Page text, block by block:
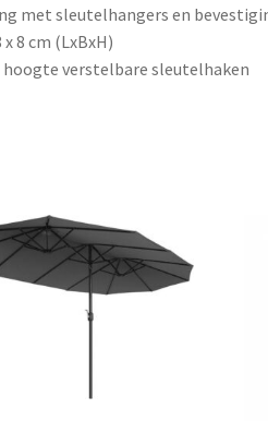
met sleutelhangers en
x 8 cm (LxBxH)
hoogte verstelbare sleutelhaken